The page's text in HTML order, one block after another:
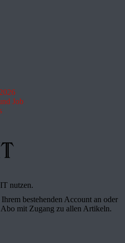
Job
nutzen.
bestehenden Account an oder
Abo mit Zugang zu allen Artikeln.